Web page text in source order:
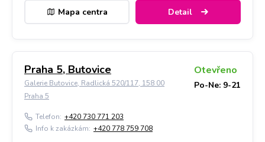
Mapa centra Detail
Praha 5, Butovice
Galerie Butovice, Radlická 520/117, 158 00
Praha 5
Otevřeno
Po-Ne: 9-21
Telefon: +420 730 771 203
Info k zakázkám: +420 778 759 708